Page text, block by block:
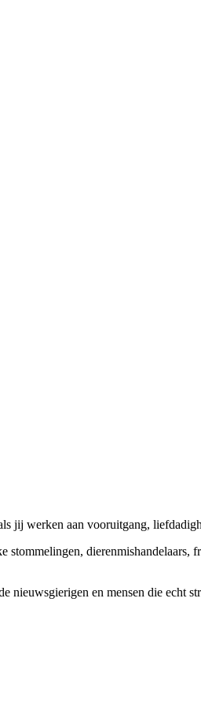
jij werken aan vooruitgang,
dierenmishandelaars,
nieuwsgierigen en mensen die echt